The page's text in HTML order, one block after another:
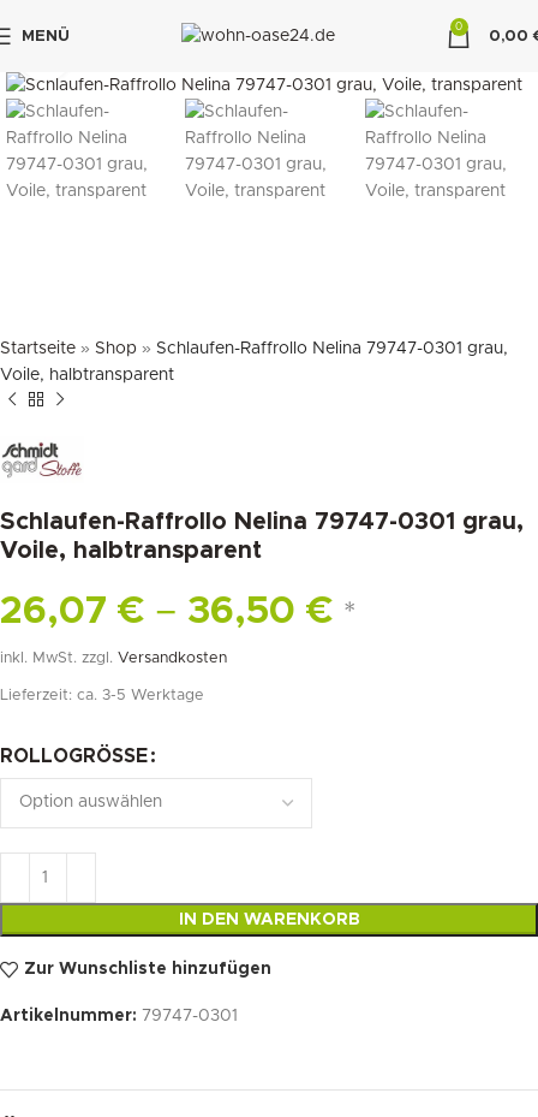
MENÜ
0
0,00
Startseite » Shop » Schlaufen-Raffrollo Nelina 79747-0301 grau,
Voile, halbtransparent
Schlaufen-Raffrollo Nelina 79747-0301 grau,
Voile, halbtransparent
26,07 € – 36,50 € *
inkl. MwSt. zzgl. Versandkosten
Lieferzeit: ca. 3-5 Werktage
ROLLOGRÖSSE
IN DEN WARENKORB
Zur Wunschliste hinzufügen
Artikelnummer: 79747-0301